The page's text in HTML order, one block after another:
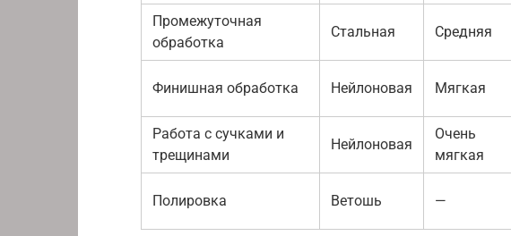
Промежуточная
обработка
Стальная Средняя
Финишная обработка Нейлоновая Мягкая
Работа с сучками и
трещинами
Нейлоновая
Очень
мягкая
Полировка Ветошь —